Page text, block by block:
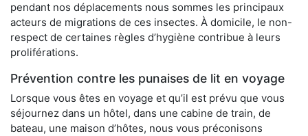
pendant nos déplacements nous sommes les principaux
acteurs de migrations de ces insectes. À domicile, le non-
respect de certaines règles d’hygiène contribue à leurs
proliférations.
Prévention contre les punaises de lit en voyage
Lorsque vous êtes en voyage et qu’il est prévu que vous
séjournez dans un hôtel, dans une cabine de train, de
bateau, une maison d’hôtes, nous vous préconisons